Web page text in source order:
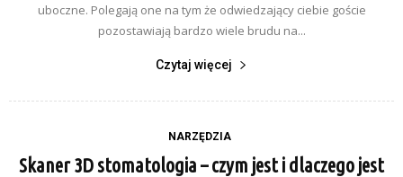
uboczne. Polegają one na tym że odwiedzający ciebie goście
pozostawiają bardzo wiele brudu na...
Czytaj więcej
NARZĘDZIA
Skaner 3D stomatologia – czym jest i dlaczego jest